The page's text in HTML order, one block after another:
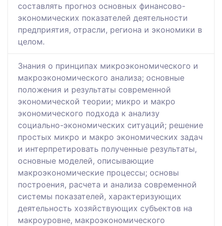
составлять прогноз основных финансово-
экономических показателей деятельности
предприятия, отрасли, региона и экономики в
целом.
Знания о принципах микроэкономического и
макроэкономического анализа; основные
положения и результаты современной
экономической теории; микро и макро
экономического подхода к анализу
социально-экономических ситуаций; решение
простых микро и макро экономических задач
и интерпретировать полученные результаты,
основные моделей, описывающие
макроэкономические процессы; основы
построения, расчета и анализа современной
системы показателей, характеризующих
деятельность хозяйствующих субъектов на
макроуровне, макроэкономического